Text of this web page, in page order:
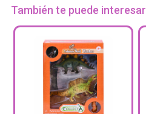
También te puede interesar